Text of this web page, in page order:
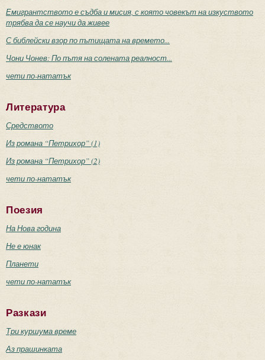
Емигрантството е съдба и мисия, с която човекът на изкуството
трябва да се научи да живее
С библейски взор по пътищата на времето...
Чони Чонев: По пътя на солената реалност...
чети по-нататък
Литература
Средството
Из романа “Петрихор” (1)
Из романа “Петрихор” (2)
чети по-нататък
Поезия
На Нова година
Не е юнак
Планети
чети по-нататък
Разкази
Три куршума време
Аз прашинката